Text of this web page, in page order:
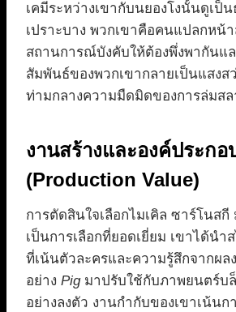
เคมีระหว่างเขากับนยองโงนั้นดูเป็
เปราะบาง พวกเขาคือคนแปลกหน้
สถานการณ์บังคับให้ต้องพึ่งพากันแ
สัมพันธ์ของพวกเขากลายเป็นแสงสว่
ท่ามกลางความมืดมิดของการล่มสล
งานสร้างและองค์ประกอ
(Production Value)
การตัดสินใจเลือกไมเคิล ซาร์โนสกี
เป็นการเลือกที่ยอดเยี่ยม เขาได้นำส
ที่เน้นตัวละครและความรู้สึกจากผล
อย่าง Pigมาปรับใช้กับภาพยนตร์บล็
อย่างลงตัว งานกำกับของเขาเน้นก